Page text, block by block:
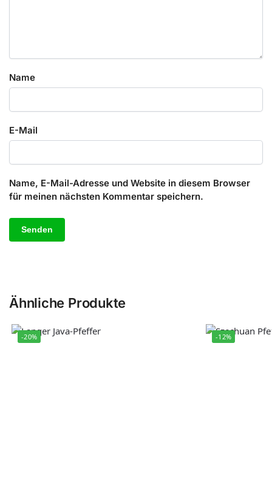
Name
E-Mail
Name, E-Mail-Adresse und Website in diesem Browser
für meinen nächsten Kommentar speichern.
Ähnliche Produkte
-20% -12%